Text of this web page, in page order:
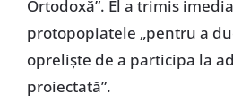
Ortodoxă”. El a trimis
protopopiatele „pentru a
opreliște de a participa la
proiectată”.